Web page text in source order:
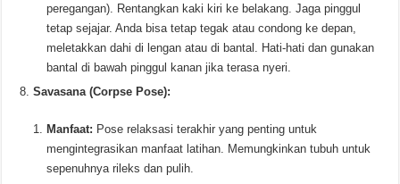
peregangan). Rentangkan kaki kiri ke belakang. Jaga pinggul
tetap sejajar. Anda bisa tetap tegak atau condong ke depan,
meletakkan dahi di lengan atau di bantal. Hati-hati dan gunakan
bantal di bawah pinggul kanan jika terasa nyeri.
Savasana (Corpse Pose):
Manfaat: Pose relaksasi terakhir yang penting untuk
mengintegrasikan manfaat latihan. Memungkinkan tubuh untuk
sepenuhnya rileks dan pulih.